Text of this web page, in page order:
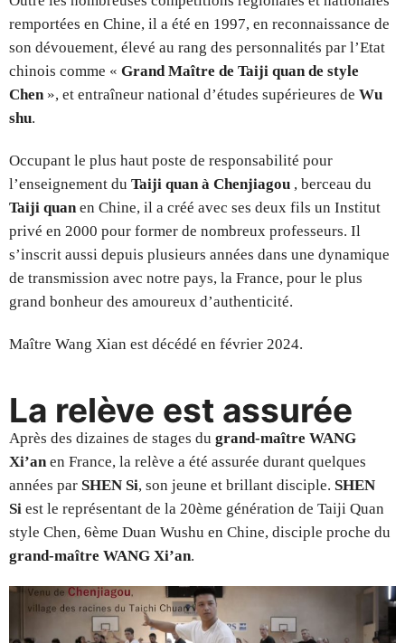
remportées en Chine, il a été en 1997, en reconnaissance de
son dévouement, élevé au rang des personnalités par l’Etat
chinois comme « Grand Maître de Taiji quan de style
Chen», et entraîneur national d’études supérieures de Wu
shu.
Occupant le plus haut poste de responsabilité pour
l’enseignement du Taiji quan à Chenjiagou , berceau du
Taiji quanen Chine, il a créé avec ses deux fils un Institut
privé en 2000 pour former de nombreux professeurs. Il
s’inscrit aussi depuis plusieurs années dans une dynamique
de transmission avec notre pays, la France, pour le plus
grand bonheur des amoureux d’authenticité.
Maître Wang Xian est décédé en février 2024.
La relève est assurée
Après des dizaines de stages du grand-maître WANG
Xi’an en France, la relève a été assurée durant quelques
années par SHEN Si, son jeune et brillant disciple. SHEN
Si est le représentant de la 20ème génération de Taiji Quan
style Chen, 6ème Duan Wushu en Chine, disciple proche du
grand-maître WANG Xi’an.